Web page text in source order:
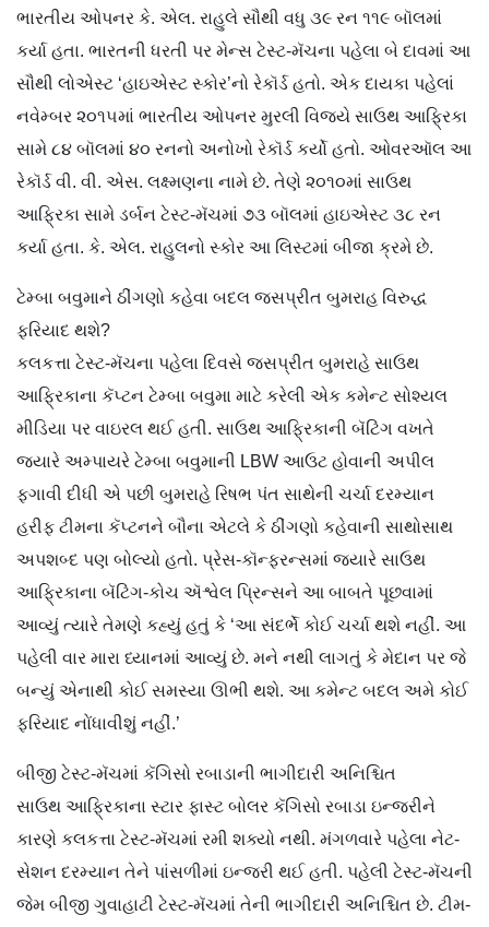
ભારતીય ઓપનર કે. એલ. રાહુલે સૌથી વધુ ૩૯ રન ૧૧૯ બૉલમાં
કર્યા હતા. ભારતની ધરતી પર મેન્સ ટેસ્ટ-મૅચના પહેલા બે દાવમાં આ
સૌથી લોએસ્ટ ‘હાઇએસ્ટ સ્કોર’નો રેકૉર્ડ હતો. એક દાયકા પહેલાં
નવેમ્બર ૨૦૧૫માં ભારતીય ઓપનર મુરલી વિજયે સાઉથ આફ્રિકા
સામે ૮૪ બૉલમાં ૪૦ રનનો અનોખો રેકૉર્ડ કર્યો હતો. ઓવરઑલ આ
રેકૉર્ડ વી. વી. એસ. લક્ષ્મણના નામે છે. તેણે ૨૦૧૦માં સાઉથ
આફ્રિકા સામે ડર્બન ટેસ્ટ-મૅચમાં ૭૩ બૉલમાં હાઇએસ્ટ ૩૮ રન
કર્યા હતા. કે. એલ. રાહુલનો સ્કોર આ લિસ્ટમાં બીજા ક્રમે છે.
ટેમ્બા બવુમાને ઠીંગણો કહેવા બદલ જસપ્રીત બુમરાહ વિરુદ્ધ
ફરિયાદ થશે?
કલકત્તા ટેસ્ટ-મૅચના પહેલા દિવસે જસપ્રીત બુમરાહે સાઉથ
આફ્રિકાના કૅપ્ટન ટેમ્બા બવુમા માટે કરેલી એક કમેન્ટ સોશ્યલ
મીડિયા પર વાઇરલ થઈ હતી. સાઉથ આફ્રિકાની બૅટિંગ વખતે
જ્યારે અમ્પાયરે ટેમ્બા બવુમાની LBW આઉટ હોવાની અપીલ
ફગાવી દીધી એ પછી બુમરાહે રિષભ પંત સાથેની ચર્ચા દરમ્યાન
હરીફ ટીમના કૅપ્ટનને બૌના એટલે કે ઠીંગણો કહેવાની સાથોસાથ
અપશબ્દ પણ બોલ્યો હતો. પ્રેસ-કૉન્ફરન્સમાં જ્યારે સાઉથ
આફ્રિકાના બૅટિંગ-કોચ ઍશ્વેલ પ્રિન્સને આ બાબતે પૂછવામાં
આવ્યું ત્યારે તેમણે કહ્યું હતું કે ‘આ સંદર્ભે કોઈ ચર્ચા થશે નહીં. આ
પહેલી વાર મારા ધ્યાનમાં આવ્યું છે. મને નથી લાગતું કે મેદાન પર જે
બન્યું એનાથી કોઈ સમસ્યા ઊભી થશે. આ કમેન્ટ બદલ અમે કોઈ
ફરિયાદ નોંધાવીશું નહીં.’
બીજી ટેસ્ટ-મૅચમાં કૅગિસો રબાડાની ભાગીદારી અનિશ્ચિત
સાઉથ આફ્રિકાના સ્ટાર ફાસ્ટ બોલર કૅગિસો રબાડા ઇન્જરીને
કારણે કલકત્તા ટેસ્ટ-મૅચમાં રમી શક્યો નથી. મંગળવારે પહેલા નેટ-
સેશન દરમ્યાન તેને પાંસળીમાં ઇન્જરી થઈ હતી. પહેલી ટેસ્ટ-મૅચની
જેમ બીજી ગુવાહાટી ટેસ્ટ-મૅચમાં તેની ભાગીદારી અનિશ્ચિત છે. ટીમ-